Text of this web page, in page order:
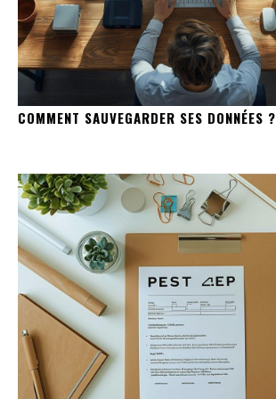
COMMENT SAUVEGARDER SES DONNÉES ?